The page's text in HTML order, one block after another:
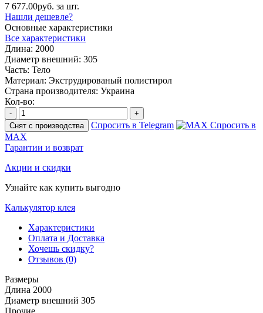
7 677.00руб. за шт.
Нашли дешевле?
Основные характеристики
Все характеристики
Длина: 2000
Диаметр внешний: 305
Часть: Тело
Материал: Экструдированый полистирол
Страна производителя: Украина
Кол-во:
-
+
Снят с производства
Спросить в Telegram
Спросить в
MAX
Гарантии и возврат
Акции и скидки
Узнайте как купить выгодно
Калькулятор клея
Характеристики
Оплата и Доставка
Хочешь скидку?
Отзывов (0)
Размеры
Длина 2000
Диаметр внешний 305
Прочие